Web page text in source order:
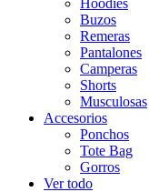
Hoodies
Buzos
Remeras
Pantalones
Camperas
Shorts
Musculosas
Accesorios
Ponchos
Tote Bag
Gorros
Ver todo